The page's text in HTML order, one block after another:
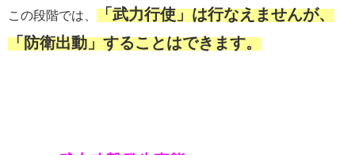
この段階では、 「武力行使」は行なえませんが、
「防衛出動」することはできます。